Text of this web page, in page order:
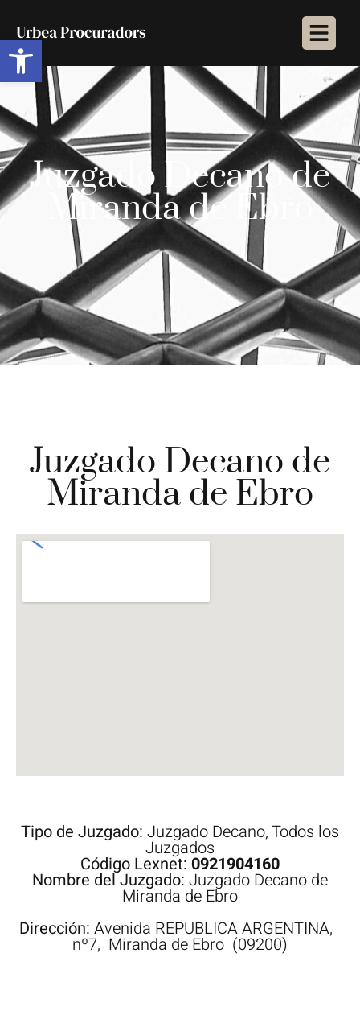
Abrir barra de herramientas
Juzgado Decano de
Miranda de Ebro
Juzgado Decano de
Miranda de Ebro
Tipo de Juzgado: Juzgado Decano,Todos los
Juzgados
Código Lexnet: 0921904160
Nombre del Juzgado: Juzgado Decano de
Miranda de Ebro
Dirección: Avenida REPUBLICA ARGENTINA,
nº7, Miranda de Ebro (09200)